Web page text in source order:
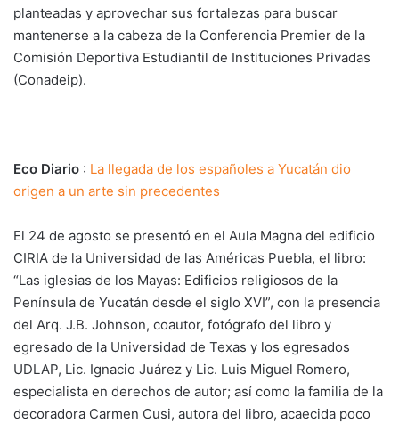
planteadas y aprovechar sus fortalezas para buscar
mantenerse a la cabeza de la Conferencia Premier de la
Comisión Deportiva Estudiantil de Instituciones Privadas
(Conadeip).
Eco Diario : La llegada de los españoles a Yucatán dio
origen a un arte sin precedentes
El 24 de agosto se presentó en el Aula Magna del edificio
CIRIA de la Universidad de las Américas Puebla, el libro:
“Las iglesias de los Mayas: Edificios religiosos de la
Península de Yucatán desde el siglo XVI”, con la presencia
del Arq. J.B. Johnson, coautor, fotógrafo del libro y
egresado de la Universidad de Texas y los egresados
UDLAP, Lic. Ignacio Juárez y Lic. Luis Miguel Romero,
especialista en derechos de autor; así como la familia de la
decoradora Carmen Cusi, autora del libro, acaecida poco